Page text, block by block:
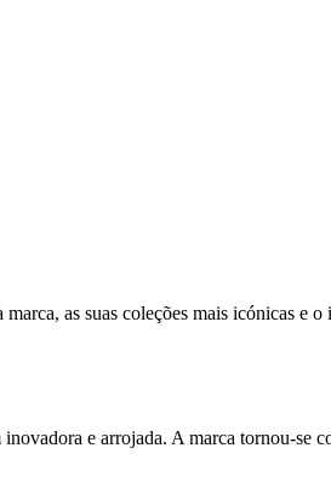
as suas coleções mais icónicas e
e arrojada. A marca tornou-se